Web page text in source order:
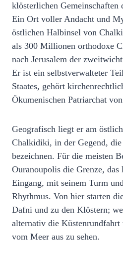
klösterlichen Gemeinschaften
Ein Ort voller Andacht und
östlichen Halbinsel von
als 300 Millionen orthodoxe
nach Jerusalem der
Er ist ein selbstverwalteter
Staates, gehört
Ökumenischen Patriarchat
Geografisch liegt er am
Chalkidiki, in der Gegend,
bezeichnen. Für die meisten
Ouranoupolis die Grenze,
Eingang, mit seinem Turm
Rhythmus. Von hier starten
Dafni und zu den Klöstern;
alternativ die
vom Meer aus zu sehen.